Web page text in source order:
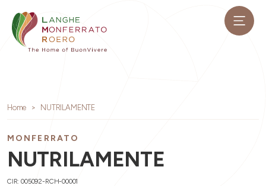
Home NUTRILAMENTE
MONFERRATO
NUTRILAMENTE
CIR: 005092-RCH-00001